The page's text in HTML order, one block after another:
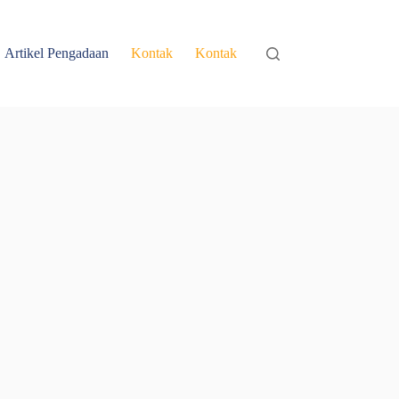
Artikel Pengadaan Kontak Kontak